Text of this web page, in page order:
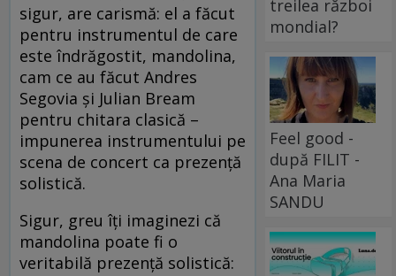
sigur, are carismă: el a făcut
pentru instrumentul de care
este îndrăgostit, mandolina,
cam ce au făcut Andres
Segovia și Julian Bream
pentru chitara clasică –
impunerea instrumentului pe
scena de concert ca prezență
solistică.
Sigur, greu îți imaginezi că
mandolina poate fi o
veritabilă prezență solistică:
treilea război
mondial?
Feel good -
după FILIT -
Ana Maria
SANDU